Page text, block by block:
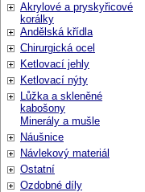
Akrylové a pryskyřicové
korálky
Andělská křídla
Chirurgická ocel
Ketlovací jehly
Ketlovací nýty
Lůžka a skleněné
kabošony
Minerály a mušle
Náušnice
Návlekový materiál
Ostatní
Ozdobné díly